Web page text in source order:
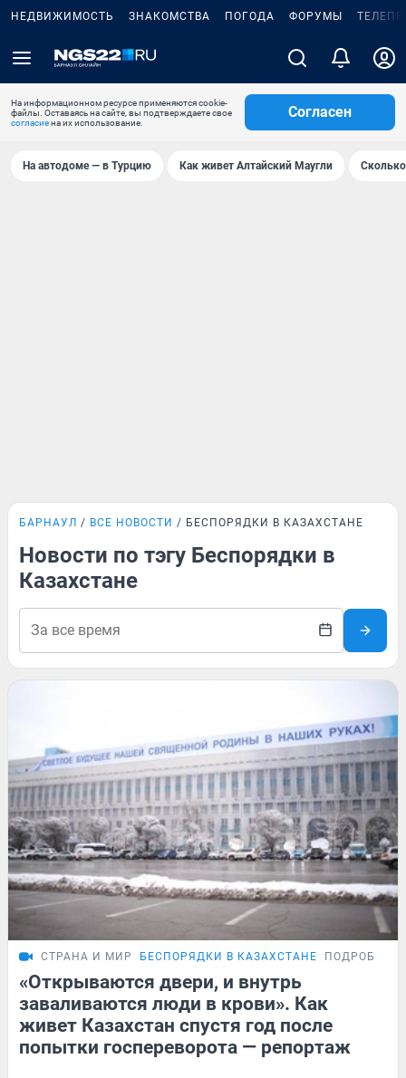
НЕДВИЖИМОСТЬ ЗНАКОМСТВА ПОГОДА ФОРУМЫ
На информационном ресурсе применяются cookie-
файлы. Оставаясь на сайте, вы подтверждаете свое
согласиена их использование.
Согласен
На автодоме — в Турцию Как живет Алтайский Маугли
БАРНАУЛ ВСЕ НОВОСТИ БЕСПОРЯДКИ В КАЗАХСТАНЕ
Новости по тэгу Беспорядки в
Казахстане
СТРАНА И МИР БЕСПОРЯДКИ В КАЗАХСТАНЕ
«Открываются двери, и внутрь
заваливаются люди в крови». Как
живет Казахстан спустя год после
попытки госпереворота — репортаж